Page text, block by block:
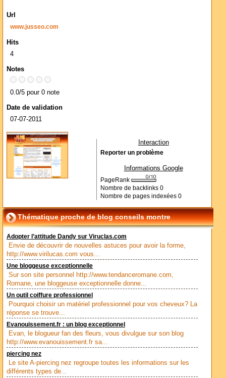
Url
www.jusseo.com
Hits
4
Notes
0.0/5 pour 0 note
Date de validation
07-07-2011
Interaction
Reporter un problème
Informations Google
PageRank
Nombre de backlinks 0
Nombre de pages indexées 0
Thématique proche de blog conseils montre
Adopter l’attitude Dandy sur Viruclas.com
Envie de découvrir de nouvelles astuces pour avoir la forme,
http://www.virilucas.com vous...
Une bloggeuse exceptionnelle
Sur son site personnel http://www.tendanceromane.com,
Romane, une bloggeuse exceptionnelle donne...
Un outil coiffure professionnel
Pourquoi choisir un matériel professionnel pour vos cheveux? La
réponse se trouve...
Evanouissement.fr : un blog exceptionnel
Evan, le blogueur fan des fleurs, vous divulgue sur son blog
http://www.evanouissement.fr sa...
piercing nez
Le site A-piercing nez regroupe toutes les informations sur les
différents types de...